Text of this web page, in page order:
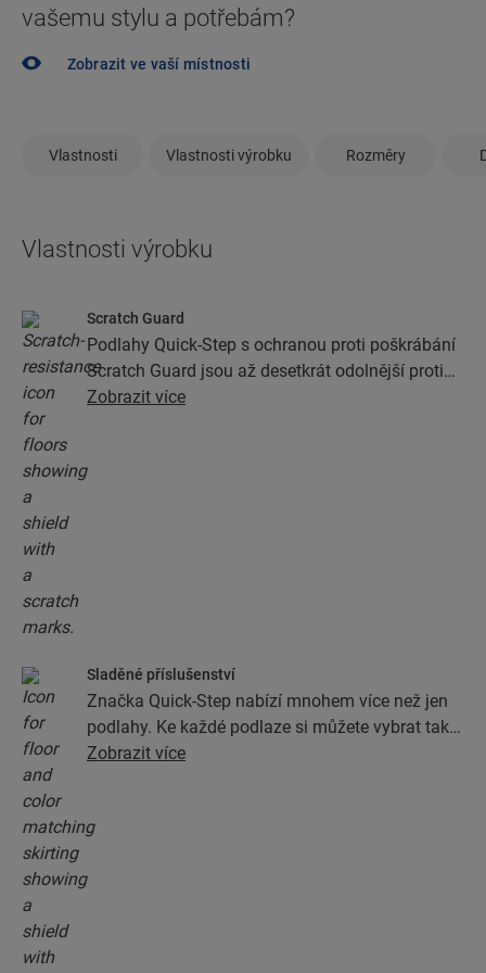
vašemu stylu a potřebám?
Zobrazit ve vaší místnosti
Vlastnosti Vlastnosti výrobku Rozměry
Vlastnosti výrobku
Scratch Guard
Podlahy Quick-Step s ochranou proti poškrábání
Scratch Guard jsou až desetkrát odolnější proti
poškrábání než podlahy bez této ochrany.
Zobrazit více
Sladěné příslušenství
Značka Quick-Step nabízí mnohem více než jen
podlahy. Ke každé podlaze si můžete vybrat také
veškeré příslušenství, jako jsou podložky, profily
Zobrazit více